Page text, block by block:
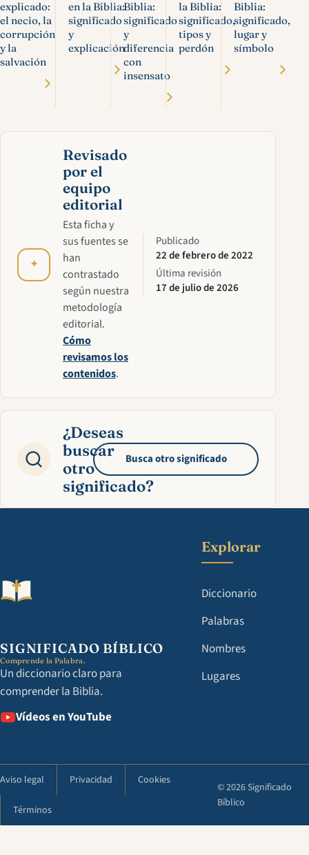
explicado:
el necio, la
corrupción
y la
salvación
en la Biblia:
significado
y
explicación
Biblia:
significado
y
diferencia
con
insensato
la Biblia:
significado,
tipos y
perdón
Biblia:
significado,
lugar y
símbolo
✦
Revisado
por el
equipo
editorial
Esta ficha y
sus fuentes se
han
contrastado
según nuestra
metodología
editorial.
Cómo
revisamos los
contenidos.
Publicado
22 de febrero de 2022
Última revisión
17 de julio de 2026
¿Deseas
buscar
otro
significado?
Busca otro significado
SIGNIFICADO BÍBLICO
Comprende la Palabra.
Un diccionario claro para
comprender la Biblia.
Vídeos en YouTube
Explorar
Diccionario
Palabras
Nombres
Lugares
Aviso legal Privacidad Cookies
Términos
© 2026 Significado
Bíblico